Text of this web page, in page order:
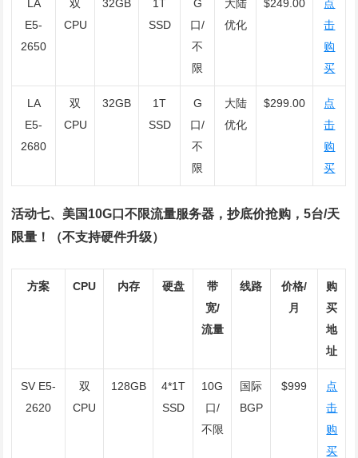
LA
E5-
2650
双
CPU
32GB
1T
SSD
G
口/
不
限
大陆
优化
$249.00
点
击
购
买
LA
E5-
2680
双
CPU
32GB
1T
SSD
G
口/
不
限
大陆
优化
$299.00
点
击
购
买
活动七、美国10G口不限流量服务器，抄底价抢购，5台/天
限量！（不支持硬件升级）
方案 CPU 内存 硬盘
带
宽/
流量
线路
价格/
月
购
买
地
址
SV E5-
2620
双
CPU
128GB
4*1T
SSD
10G
口/
不限
国际
BGP
$999
点
击
购
买